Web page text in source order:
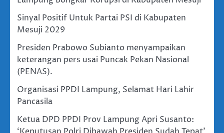
Sinyal Positif Untuk Partai PSI di Kabupaten
Mesuji 2029
Presiden Prabowo Subianto menyampaikan
keterangan pers usai Puncak Pekan Nasional
(PENAS).
Organisasi PPDI Lampung, Selamat Hari Lahir
Pancasila
Ketua DPD PPDI Prov Lampung Apri Susanto: